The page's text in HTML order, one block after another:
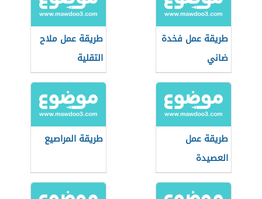
طريقة عمل فخدة
ضاني
طريقة عمل ملاح
التقلية
طريقة عمل
العصيدة
طريقة المراصيع